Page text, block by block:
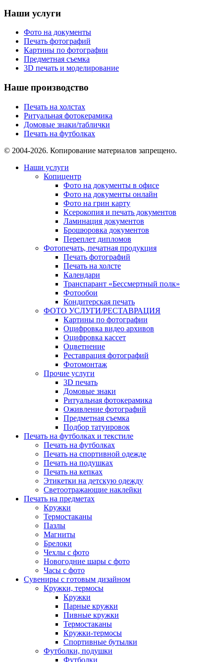
Наши услуги
Фото на документы
Печать фотографий
Картины по фотографии
Предметная съемка
3D печать и моделирование
Наше производство
Печать на холстах
Ритуальная фотокерамика
Домовые знаки/таблички
Печать на футболках
© 2004-2026. Копирование материалов запрещено.
Наши услуги
Копицентр
Фото на документы в офисе
Фото на документы онлайн
Фото на грин карту
Ксерокопия и печать документов
Ламинация документов
Брошюровка документов
Переплет дипломов
Фотопечать, печатная продукция
Печать фотографий
Печать на холсте
Календари
Транспарант «Бессмертный полк»
Фотообои
Кондитерская печать
ФОТО УСЛУГИ/РЕСТАВРАЦИЯ
Картины по фотографии
Оцифровка видео архивов
Оцифровка кассет
Оцветнение
Реставрация фотографий
Фотомонтаж
Прочие услуги
3D печать
Домовые знаки
Ритуальная фотокерамика
Оживление фотографий
Предметная съемка
Подбор татуировок
Печать на футболках и текстиле
Печать на футболках
Печать на спортивной одежде
Печать на подушках
Печать на кепках
Этикетки на детскую одежду
Светоотражающие наклейки
Печать на предметах
Кружки
Термостаканы
Пазлы
Магниты
Брелоки
Чехлы с фото
Новогодние шары с фото
Часы с фото
Сувениры с готовым дизайном
Кружки, термосы
Кружки
Парные кружки
Пивные кружки
Термостаканы
Кружки-термосы
Спортивные бутылки
Футболки, подушки
Футболки